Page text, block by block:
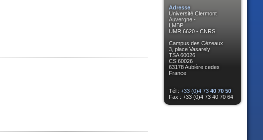
Adresse
Université Clermont
Auvergne -
LMBP
UMR 6620 - CNRS
Campus des Cézeaux
3, place Vasarely
TSA 60026
CS 60026
63178 Aubière cedex
France
Tél : +33 (0)4 73 40 70 50
Fax : +33 (0)4 73 40 70 64